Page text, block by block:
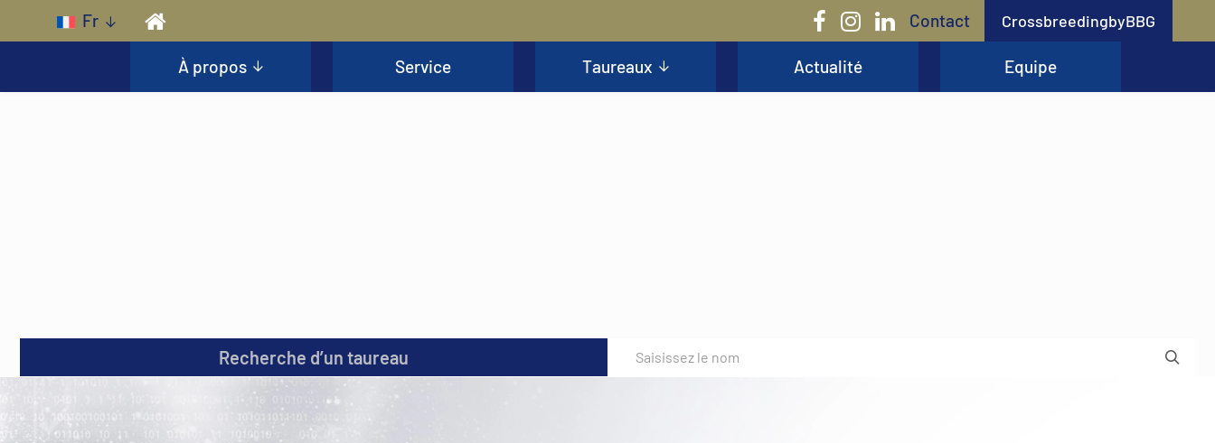
Skip to main content
Fr Contact CrossbreedingbyBBG
À propos Service Taureaux Actualité Equipe
Recherche d’un taureau